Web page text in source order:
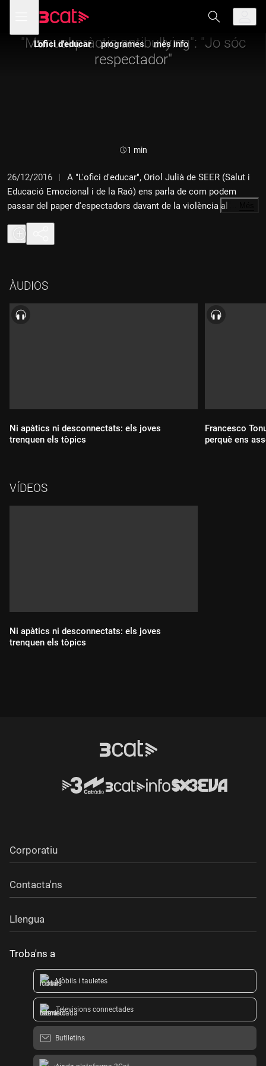
navegació
principal
menú
de
L'ofici d'educar programes més info
L'ofici d'educar (El suplement)
"Manual pràctic antibullying": "Jo sóc
respectador"
Durada:
1 min
26/12/2016
A "L'ofici d'educar", Oriol Julià de SEER (Salut i
Educació Emocional i de la Raó) ens parla de com podem
passar del paper d'espectadors davant de la violència al de
"respectadors" per afavorir la convivència.
ÀUDIOS
Ni apàtics ni desconnectats: els joves
trenquen els tòpics
Francesco
perquè ens
VÍDEOS
Ni apàtics ni desconnectats: els joves
trenquen els tòpics
Corporatiu
Contacta'ns
Llengua
Troba'ns a
Mòbils i tauletes
Televisions connectades
Butlletins